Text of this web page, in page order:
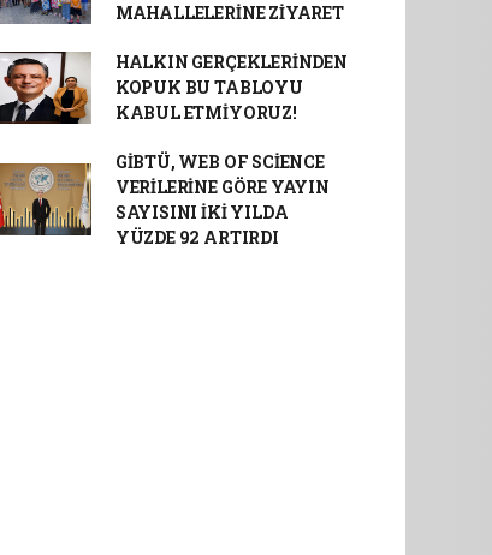
MAHALLELERİNE ZİYARET
HALKIN GERÇEKLERİNDEN
KOPUK BU TABLOYU
KABUL ETMİYORUZ!
GİBTÜ, WEB OF SCİENCE
VERİLERİNE GÖRE YAYIN
SAYISINI İKİ YILDA
YÜZDE 92 ARTIRDI